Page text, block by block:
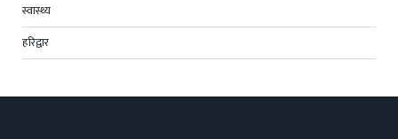
स्वास्थ्य
हरिद्वार